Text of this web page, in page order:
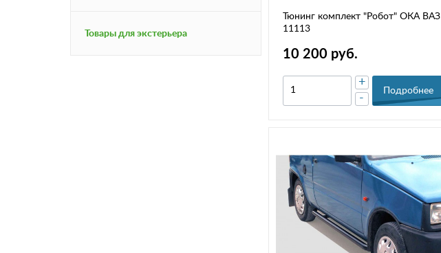
Товары для экстерьера
Тюнинг комплект "Робот" ОКА ВАЗ
11113
10 200 руб.
-
+
Подробнее